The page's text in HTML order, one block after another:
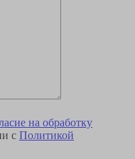
на обработку
с Политикой